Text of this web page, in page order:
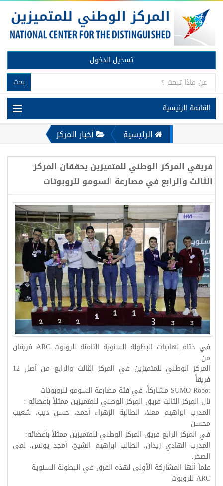
تسجيل الدخول
بحث
القائمة الرئيسية
الرئيسية أخبار المركز
فريقي المركز الوطني للمتميزين يحققان المركز
الثالث والرابع في مصارعة السومو للروبوتات
في ختام نهائيات البطولة السنوية الثامنة للروبوت ARC فريقان
من
المركز الوطني للمتميزين في المركز الثالث والرابع من أصل 12
فريقاً
SUMO Robot مشاركاً، في فئة مصارعة السومو للروبوتات
نال المركز الثالث فريق المركز الوطني للمتميزين ممثلاً بأعضائه :
المدرب ابراهيم معلا، الطالبة الزهراء أحمد، حسن ديب، شعيب
محسن
في المركز الرابع فريق المركز الوطني للمتميزين ممثلاً بأعضائه:
المدرب الهادي زيدان، الطالب ابراهيم الشيخ، أمجد يونس، لمى
الصخر.
علماَ أنها المشاركة الأولى لهذه الفرق في البطولة السنوية
ARC للروبوت